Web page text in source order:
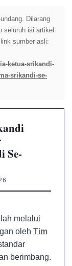
Dilarang
seluruh isi artikel
sumber asli:
ketua-srikandi-
srikandi-se-
Se-
melalui
oleh Tim
berimbang.